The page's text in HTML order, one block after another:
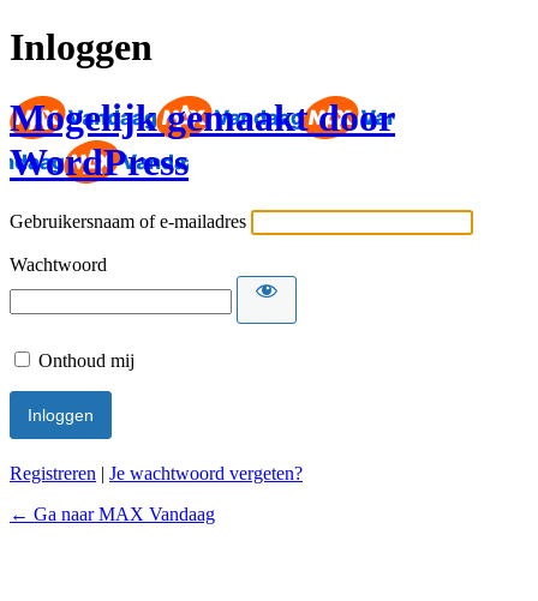
Inloggen
Mogelijk gemaakt door
WordPress
Gebruikersnaam of e-mailadres
Wachtwoord
Onthoud mij
Registreren | Je wachtwoord vergeten?
← Ga naar MAX Vandaag